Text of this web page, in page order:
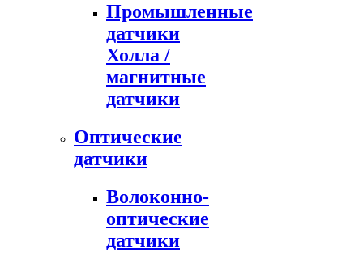
Промышленные
датчики
Холла /
магнитные
датчики
Оптические
датчики
Волоконно-
оптические
датчики